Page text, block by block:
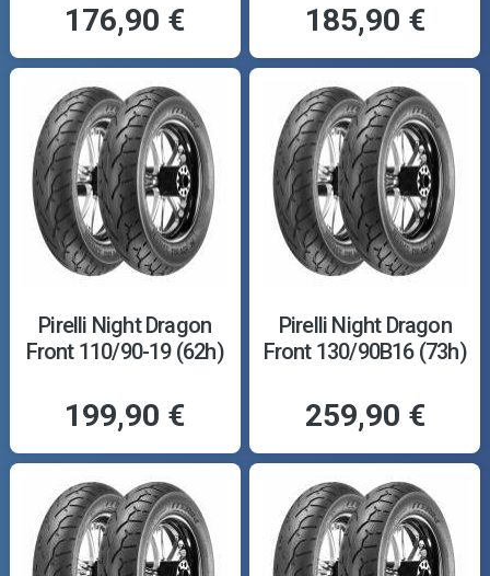
176,90 € 185,90 €
Pirelli Night Dragon
Front 110/90-19 (62h)
199,90 €
Pirelli Night Dragon
Front 130/90B16 (73h)
259,90 €